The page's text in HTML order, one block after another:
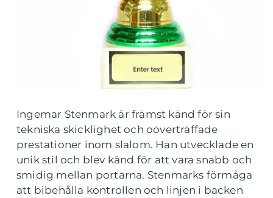
Ingemar Stenmark är främst känd för sin
tekniska skicklighet och oöverträffade
prestationer inom slalom. Han utvecklade en
unik stil och blev känd för att vara snabb och
smidig mellan portarna. Stenmarks förmåga
att bibehålla kontrollen och linjen i backen